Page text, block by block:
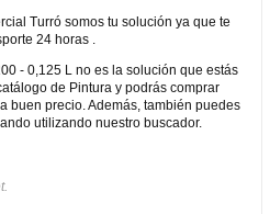
Turró somos tu solución ya que te
24 horas .
- 0,125 L no es la solución que estás
de Pintura y podrás comprar
buen precio. Además, también puedes
utilizando nuestro buscador.